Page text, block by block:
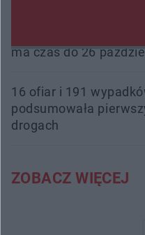
ma czas do 26
16 ofiar i 191
podsumowała
drogach
ZOBACZ WIĘCEJ